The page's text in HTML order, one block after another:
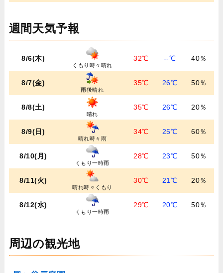
週間天気予報
8/6(木)
くもり時々晴れ
32℃ --℃ 40％
8/7(金)
雨後晴れ
35℃ 26℃ 50％
8/8(土)
晴れ
35℃ 26℃ 20％
8/9(日)
晴れ時々雨
34℃ 25℃ 60％
8/10(月)
くもり一時雨
28℃ 23℃ 50％
8/11(火)
晴れ時々くもり
30℃ 21℃ 20％
8/12(水)
くもり一時雨
29℃ 20℃ 50％
周辺の観光地